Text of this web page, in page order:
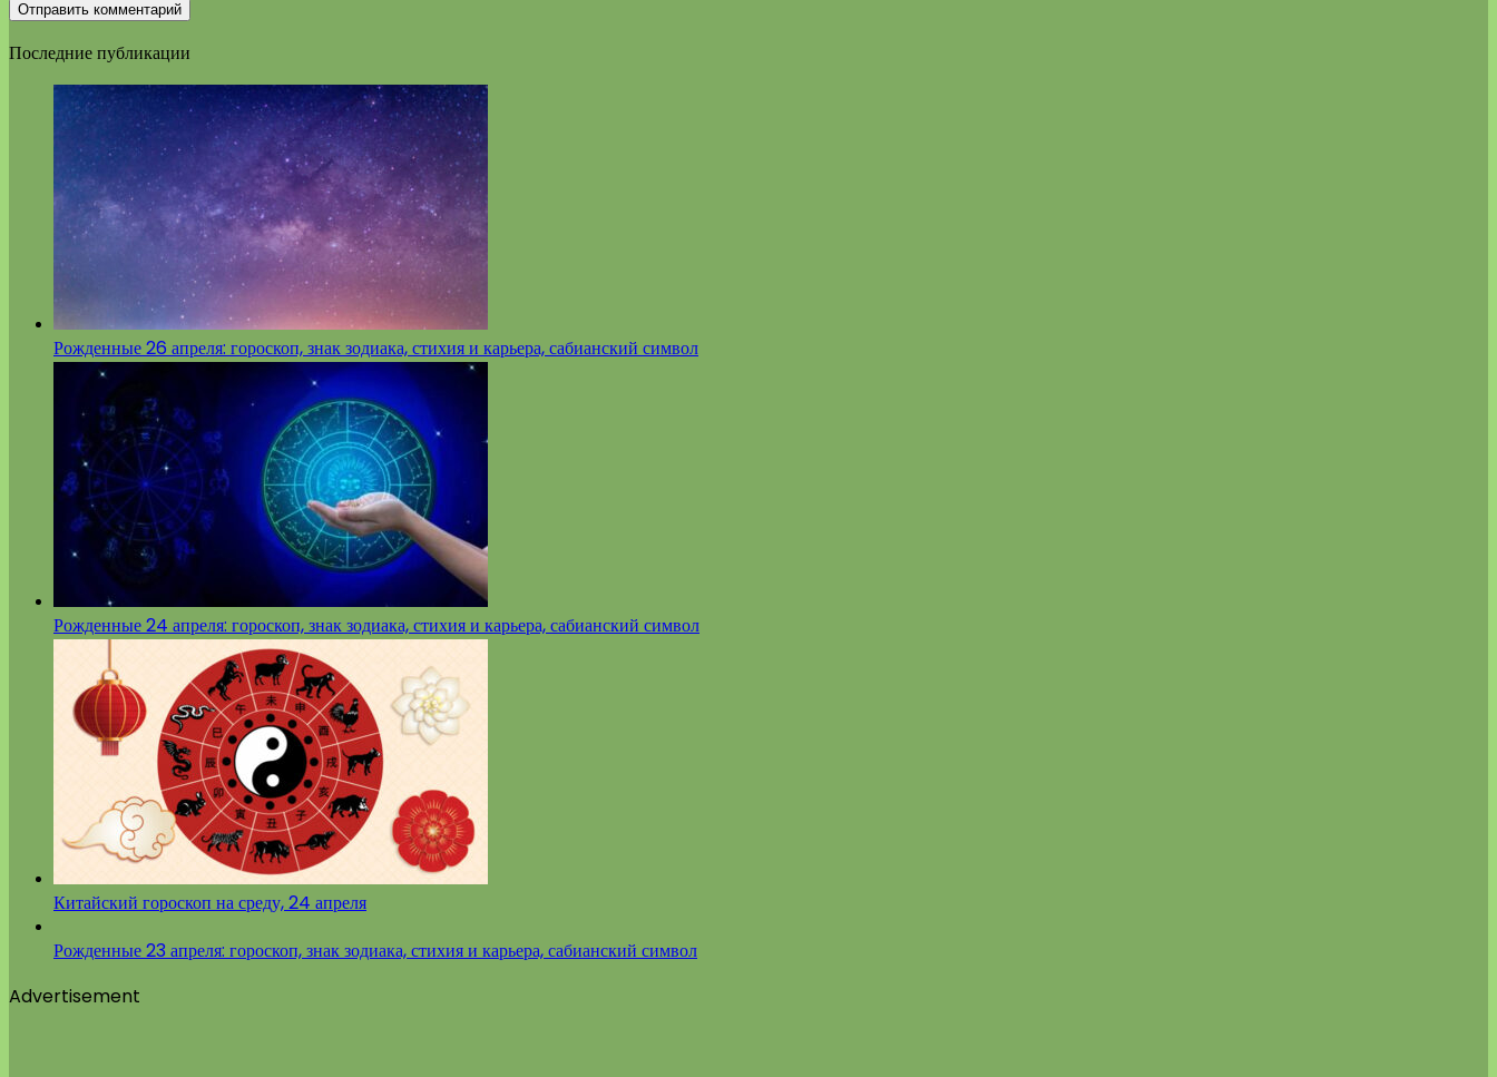
Последние публикации
Рожденные 26 апреля: гороскоп, знак зодиака, стихия и карьера, сабианский символ
Рожденные 24 апреля: гороскоп, знак зодиака, стихия и карьера, сабианский символ
Китайский гороскоп на среду, 24 апреля
Рожденные 23 апреля: гороскоп, знак зодиака, стихия и карьера, сабианский символ
Advertisement